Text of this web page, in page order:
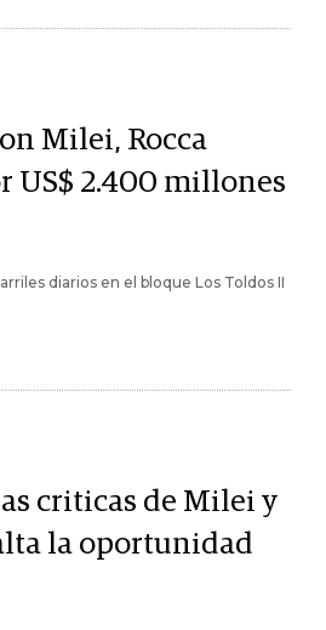
Milei, Rocca
US$ 2.400 millones
diarios en el bloque Los Toldos II
criticas de Milei y
la oportunidad